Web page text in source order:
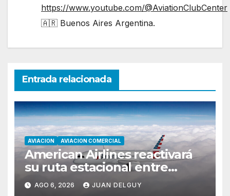
https://www.youtube.com/@AviationClubCenter
🇦🇷 Buenos Aires Argentina.
Entrada relacionada
AVIACION AVIACION COMERCIAL
American Airlines reactivará
su ruta estacional entre
Miami y Montevideo con
vuelos diarios
AGO 6, 2026 JUAN DELGUY